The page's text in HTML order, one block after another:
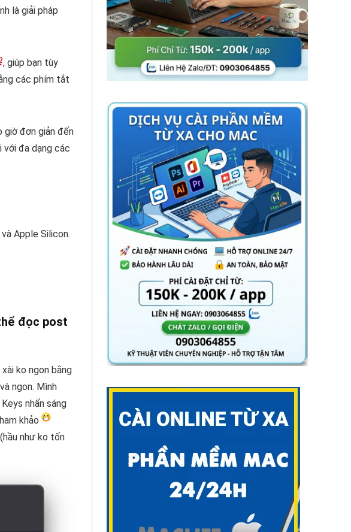
là giải pháp
, giúp bạn tùy
các phím tắt
giờ đơn giản đến
với đa dạng các
Apple Silicon.
đọc post
ko ngon bằng
ngon. Mình
nhấn sáng
khảo
như ko tốn